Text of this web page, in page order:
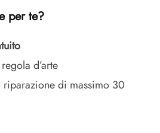
per te?
d’arte
riparazione di massimo 30